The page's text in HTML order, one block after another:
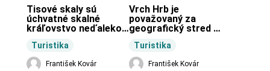
Turistika
Tisové skaly sú
úchvatné skalné
kráľovstvo neďaleko
František Kovár
Turistika
Vrch Hrb je
považovaný za
geografický stred
František Kovár